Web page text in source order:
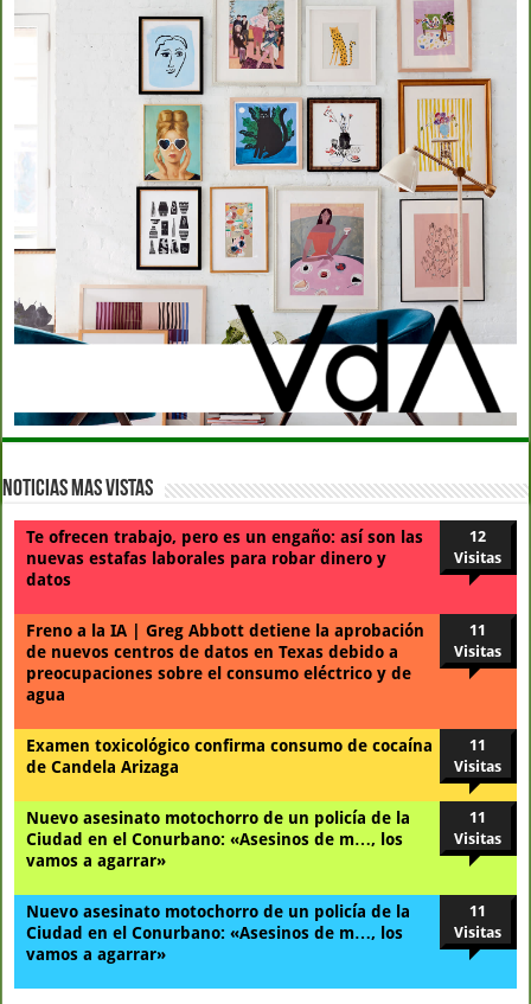
Noticias Mas Vistas
Te ofrecen trabajo, pero es un engaño: así son las
nuevas estafas laborales para robar dinero y
datos
12
Visitas
Freno a la IA | Greg Abbott detiene la aprobación
de nuevos centros de datos en Texas debido a
preocupaciones sobre el consumo eléctrico y de
agua
11
Visitas
Examen toxicológico confirma consumo de cocaína
de Candela Arizaga
11
Visitas
Nuevo asesinato motochorro de un policía de la
Ciudad en el Conurbano: «Asesinos de m…, los
vamos a agarrar»
11
Visitas
Nuevo asesinato motochorro de un policía de la
Ciudad en el Conurbano: «Asesinos de m…, los
vamos a agarrar»
11
Visitas